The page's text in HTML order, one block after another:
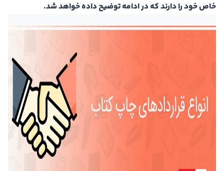
خاص خود را دارند که در ادامه توضیح داده خواهد شد.